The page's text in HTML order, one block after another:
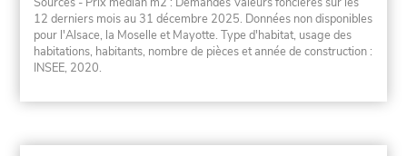
12 derniers mois au 31 décembre 2025. Données non disponibles
pour l'Alsace, la Moselle et Mayotte. Type d'habitat, usage des
habitations, habitants, nombre de pièces et année de construction :
INSEE, 2020.